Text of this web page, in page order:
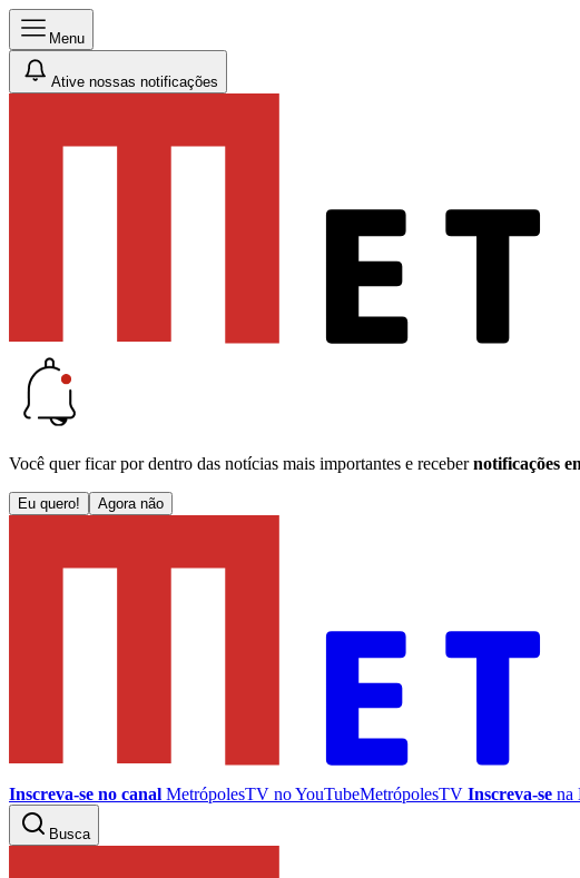
Menu
Ative nossas notificações
Você quer ficar por dentro das notícias mais importantes e receber notificações
Eu quero! Agora não
Inscreva-se no canal MetrópolesTV noYouTubeMetrópolesTV Inscreva-se na
Busca